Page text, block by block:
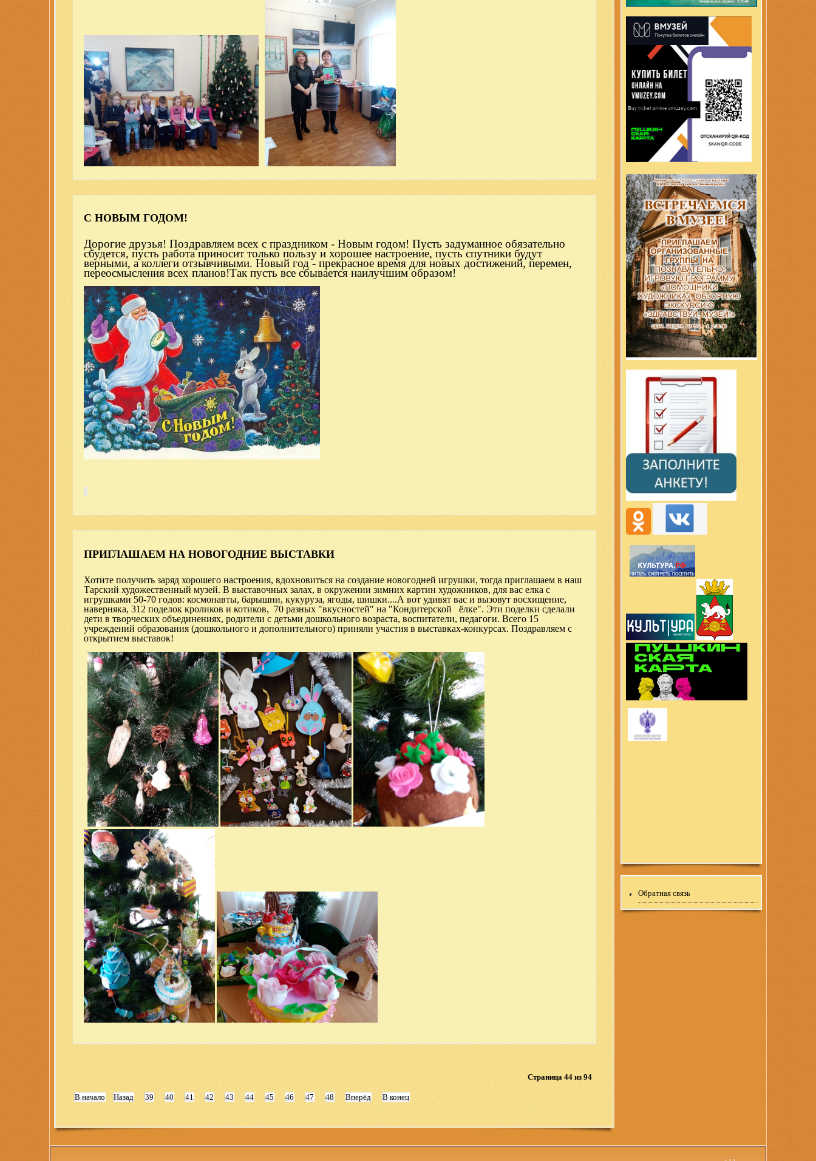
С НОВЫМ ГОДОМ!
Дорогие друзья! Поздравляем всех с праздником - Новым годом! Пусть задуманное обязательно
сбудется, пусть работа приносит только пользу и хорошее настроение, пусть спутники будут
верными, а коллеги отзывчивыми. Новый год - прекрасное время для новых достижений, перемен,
переосмысления всех планов!Так пусть все сбывается наилучшим образом!
ПРИГЛАШАЕМ НА НОВОГОДНИЕ ВЫСТАВКИ
Хотите получить заряд хорошего настроения, вдохновиться на создание новогодней игрушки, тогда приглашаем в наш
Тарский художественный музей. В выставочных залах, в окружении зимних картин художников, для вас елка с
игрушками 50-70 годов: космонавты, барышни, кукуруза, ягоды, шишки....А вот удивят вас и вызовут восхищение,
наверняка, 312 поделок кроликов и котиков, 70 разных "вкусностей" на "Кондитерской ёлке". Эти поделки сделали
дети в творческих объединениях, родители с детьми дошкольного возраста, воспитатели, педагоги. Всего 15
учреждений образования (дошкольного и дополнительного) приняли участия в выставках-конкурсах. Поздравляем с
открытием выставок!
Страница 44 из 94
В начало Назад 39 40 41 42 43 44 45 46 47 48 Вперёд В конец
Обратная связь